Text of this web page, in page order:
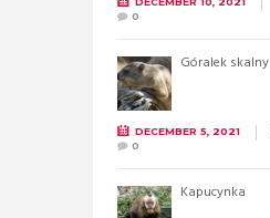
0
Góralek skalny
DECEMBER 5, 2021
0
Kapucynka